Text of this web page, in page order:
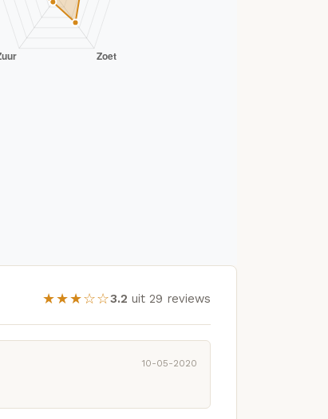
★★★☆☆3.2 uit 29 reviews
10-05-2020